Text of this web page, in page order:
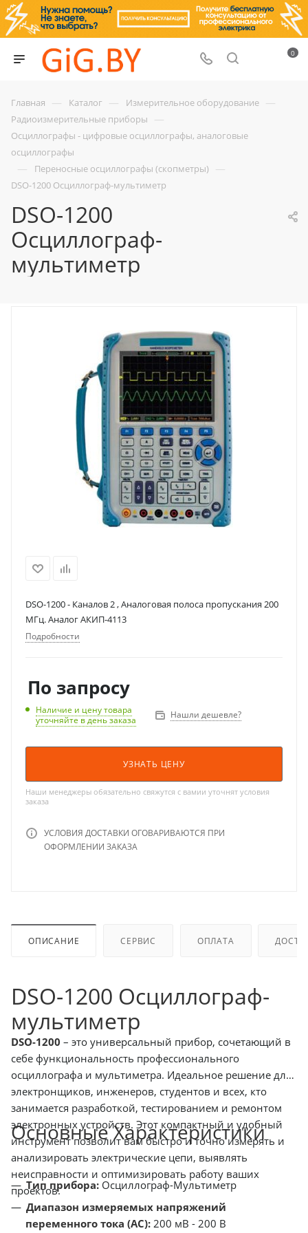
0
Главная — Каталог — Измерительное оборудование —
Радиоизмерительные приборы —
Осциллографы - цифровые осциллографы, аналоговые
осциллографы
— Переносные осциллографы (скопметры) —
DSO-1200 Осциллограф-мультиметр
DSO-1200
Осциллограф-
мультиметр
DSO-1200 - Каналов 2 , Аналоговая полоса пропускания 200
МГц. Аналог АКИП-4113
Подробности
По запросу
Наличие и цену товара
уточняйте в день заказа
Нашли дешевле?
УЗНАТЬ ЦЕНУ
Наши менеджеры обязательно свяжутся с вамии уточнят условия
заказа
УСЛОВИЯ ДОСТАВКИ ОГОВАРИВАЮТСЯ ПРИ
ОФОРМЛЕНИИ ЗАКАЗА
ОПИСАНИЕ СЕРВИС ОПЛАТА
DSO-1200 Осциллограф-
мультиметр
DSO-1200 – это универсальный прибор, сочетающий в
себе функциональность профессионального
осциллографа и мультиметра. Идеальное решение для
электронщиков, инженеров, студентов и всех, кто
занимается разработкой, тестированием и ремонтом
электронных устройств. Этот компактный и удобный
инструмент позволит вам быстро и точно измерять и
анализировать электрические цепи, выявлять
неисправности и оптимизировать работу ваших
проектов.
Основные Характеристики
Тип прибора: Осциллограф-Мультиметр
Диапазон измеряемых напряжений
переменного тока (AC): 200 мВ - 200 В